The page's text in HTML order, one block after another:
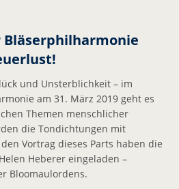
und Unsterblichkeit – im
am 31. März 2019 geht es
Themen menschlicher
die Tondichtungen mit
Vortrag dieses Parts haben die
Heberer eingeladen –
Bloomaulordens.